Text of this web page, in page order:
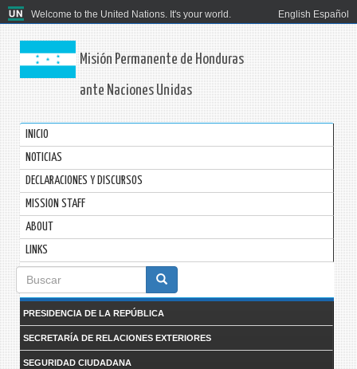
Welcome to the United Nations. It's your world. English Español
Misión Permanente de Honduras
ante Naciones Unidas
INICIO
NOTICIAS
DECLARACIONES Y DISCURSOS
MISSION STAFF
ABOUT
LINKS
Formulario
de
búsqueda
PRESIDENCIA DE LA REPÚBLICA
SECRETARÍA DE RELACIONES EXTERIORES
SEGURIDAD CIUDADANA